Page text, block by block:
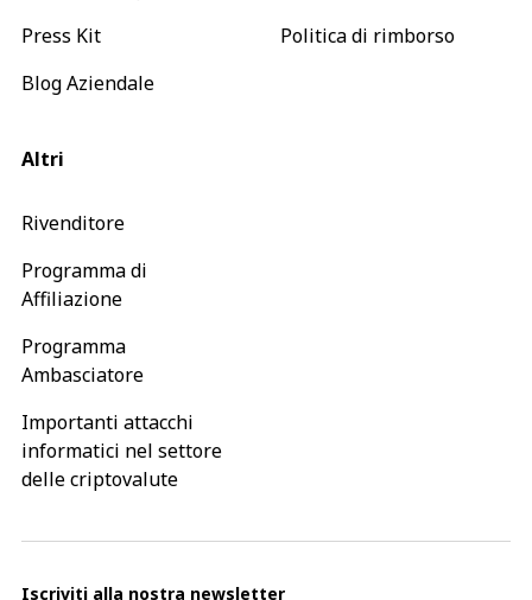
Press Kit
Blog Aziendale
Politica di rimborso
Altri
Rivenditore
Programma di
Affiliazione
Programma
Ambasciatore
Importanti attacchi
informatici nel settore
delle criptovalute
Iscriviti alla nostra newsletter